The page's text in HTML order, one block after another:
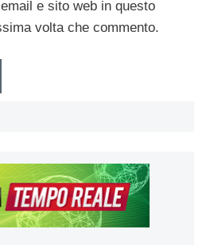
e sito web in questo
volta che commento.